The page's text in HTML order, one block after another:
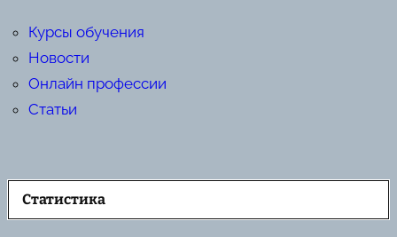
Курсы обучения
Новости
Онлайн профессии
Статьи
Статистика